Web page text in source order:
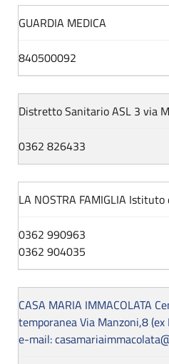
GUARDIA MEDICA
840500092
Distretto Sanitario ASL 3 via
0362 826433
LA NOSTRA FAMIGLIA
0362 990963
0362 904035
CASA MARIA IMMACOLATA
temporanea Via Manzoni,8
e-mail: